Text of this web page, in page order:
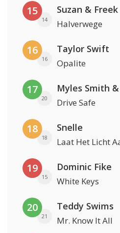
15
14
Suzan & Freek
Halverwege
16
16
Taylor Swift
Opalite
17
20
Myles Smith
Drive Safe
18
18
Snelle
Laat Het Licht
19
15
Dominic Fike
White Keys
20
21
Teddy Swims
Mr. Know It All